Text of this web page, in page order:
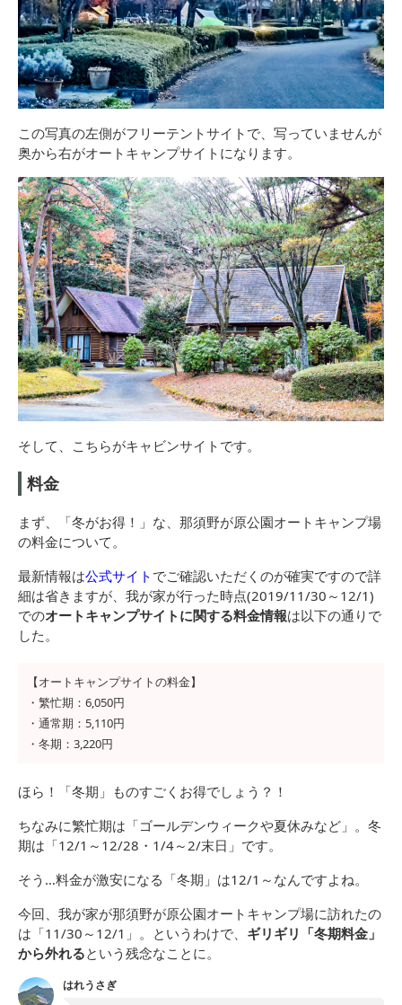
この写真の左側がフリーテントサイトで、写っていませんが
奥から右がオートキャンプサイトになります。
そして、こちらがキャビンサイトです。
料金
まず、「冬がお得！」な、那須野が原公園オートキャンプ場
の料金について。
最新情報は公式サイト でご確認いただくのが確実ですので詳
細は省きますが、我が家が行った時点(2019/11/30～12/1)
でのオートキャンプサイトに関する料金情報は以下の通りで
した。
【オートキャンプサイトの料金】
・繁忙期：6,050円
・通常期：5,110円
・冬期：3,220円
ほら！「冬期」ものすごくお得でしょう？！
ちなみに繁忙期は「ゴールデンウィークや夏休みなど」。冬
期は「12/1～12/28・1/4～2/末日」です。
そう…料金が激安になる「冬期」は12/1～なんですよね。
今回、我が家が那須野が原公園オートキャンプ場に訪れたの
は「11/30～12/1」。というわけで、 ギリギリ「冬期料金」
から外れるという残念なことに。
はれうさぎ